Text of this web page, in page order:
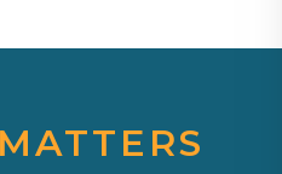
MATTERS